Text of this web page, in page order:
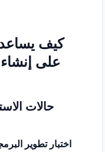
كيف
على إنشاء
حالات
اختبار تطوير